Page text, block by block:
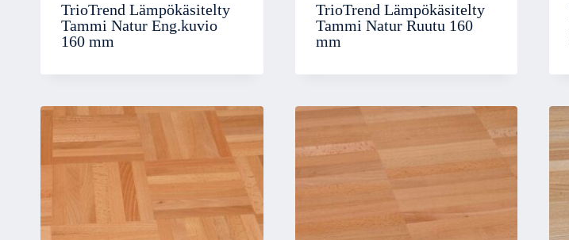
TrioTrend Lämpökäsitelty
Tammi Natur Eng.kuvio
160 mm
TrioTrend Lämpökäsitelty
Tammi Natur Ruutu 160
mm